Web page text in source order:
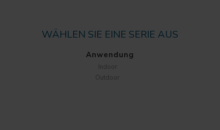
WÄHLEN SIE EINE SERIE AUS
Anwendung
Indoor
Outdoor